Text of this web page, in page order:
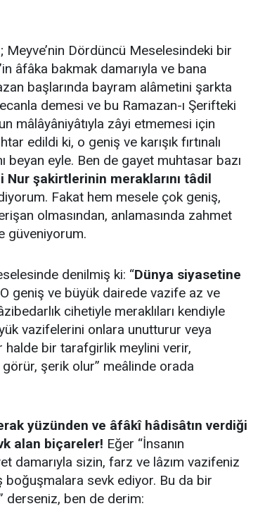
; Meyve’nin Dördüncü Meselesindeki bir
âfâka bakmak damarıyla ve bana
başlarında bayram alâmetini şarkta
demesi ve bu Ramazan-ı Şerifteki
mâlâyâniyâtıyla zâyi etmemesi için
edildi ki, o geniş ve karışık fırtınalı
beyan eyle. Ben de gayet muhtasar bazı
Nur şakirtlerinin meraklarını tâdil
Fakat hem mesele çok geniş,
olmasından, anlamasında zahmet
güveniyorum.
denilmiş ki: “Dünya siyasetine
O geniş ve büyük dairede vazife az ve
cihetiyle meraklıları kendiyle
vazifelerini onlara unutturur veya
halde bir tarafgirlik meylini verir,
şerik olur” meâlinde orada
yüzünden ve âfâkî hâdisâtın verdiği
alan biçareler! Eğer “İnsanın
damarıyla sizin, farz ve lâzım vazifeniz
boğuşmalara sevk ediyor. Bu da bir
derseniz, ben de derim: